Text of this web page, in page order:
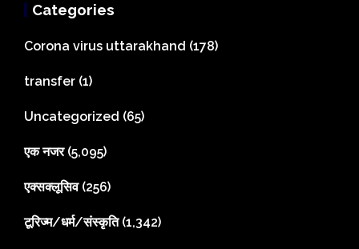
Categories
Corona virus uttarakhand (178)
transfer (1)
Uncategorized (65)
एक नजर(5,095)
एक्सक्लूसिव(256)
टूरिज्म/धर्म/संस्कृति(1,342)